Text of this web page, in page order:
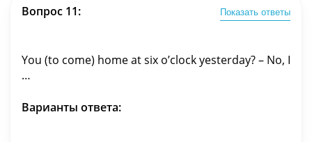
Вопрос 11: Показать ответы
You (to come) home at six o’clock yesterday? – No, I
…
Варианты ответа: